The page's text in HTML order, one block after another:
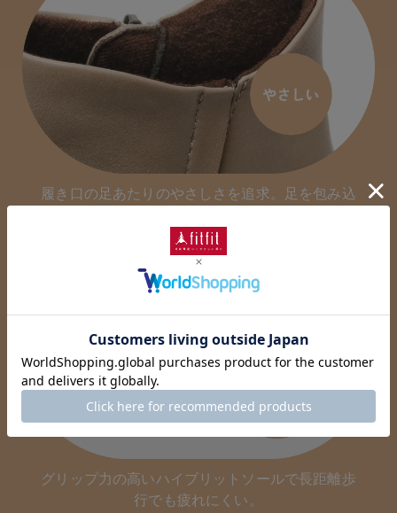
履き口の足あたりのやさしさを追求。足を包み込
グリップ力の高いハイブリットソールで長距離歩
行でも疲れにくい。